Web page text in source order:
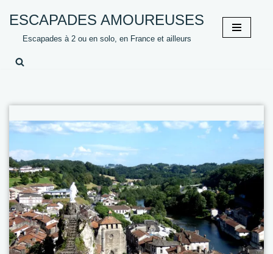
contenu
ESCAPADES AMOUREUSES
Escapades à 2 ou en solo, en France et ailleurs